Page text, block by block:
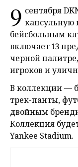
9 сентября
капсульную
бейсбольным
включает 13
черной
игроков и
В коллекции —
трек-панты,
двойным
Коллекция
Yankee Stadium.